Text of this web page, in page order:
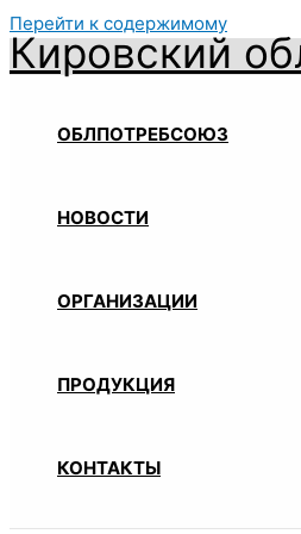
Перейти к содержимому
Кировский
ОБЛПОТРЕБСОЮЗ
НОВОСТИ
ОРГАНИЗАЦИИ
ПРОДУКЦИЯ
КОНТАКТЫ